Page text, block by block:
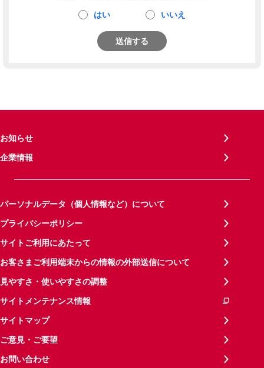
はい いいえ
送信する
お知らせ
企業情報
パーソナルデータ（個人情報など）について
プライバシーポリシー
サイトご利用にあたって
お客さまご利用端末からの情報の外部送信について
見やすさ・使いやすさの調整
サイトメンテナンス情報
サイトマップ
ご意見・ご要望
お問い合わせ